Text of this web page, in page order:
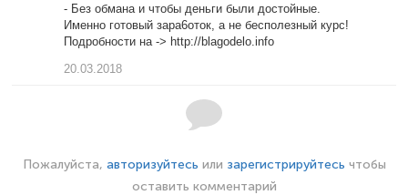
- Без обмана и чтобы деньги были достойные.
Именно готовый зара6оток, а не бесполезный курс!
Подробности на -> http://blagodelo.info
20.03.2018
Пожалуйста, авторизуйтесь или зарегистрируйтесь чтобы
оставить комментарий